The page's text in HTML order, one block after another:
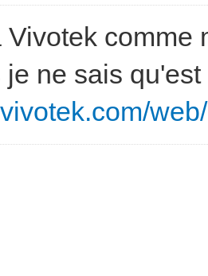
comme
je ne sais